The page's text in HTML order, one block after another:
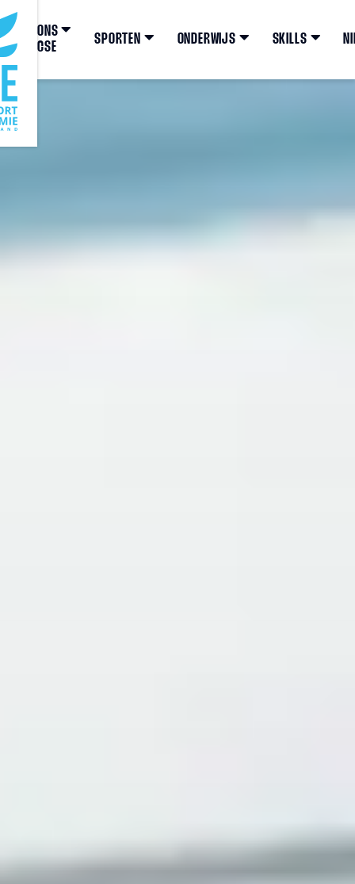
ONS
CSE
SPORTEN ONDERWIJS SKILLS